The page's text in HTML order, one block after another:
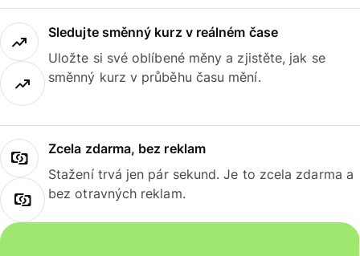
Sledujte směnný kurz v reálném čase
Uložte si své oblíbené měny a zjistěte, jak se
směnný kurz v průběhu času mění.
Zcela zdarma, bez reklam
Stažení trvá jen pár sekund. Je to zcela zdarma a
bez otravných reklam.